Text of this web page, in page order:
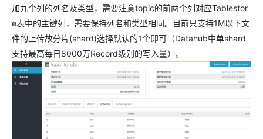
加九个列的列名及类型，需要注意topic的前两个列对应Tablestor
e表中的主键列，需要保持列名和类型相同。目前只支持1M以下文
件的上传故分片(shard)选择默认的1个即可（Datahub中单shard
支持最高每日8000万Record级别的写入量）。